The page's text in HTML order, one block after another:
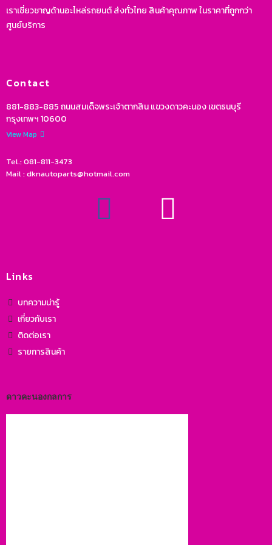
เราเชี่ยวชาญด้านอะไหล่รถยนต์ ส่งทั่วไทย สินค้าคุณภาพ ในราคาที่ถูกกว่า
ศูนย์บริการ
Contact
881-883-885 ถนนสมเด็จพระเจ้าตากสิน แขวงดาวคะนอง เขตธนบุรี
กรุงเทพฯ 10600
View Map
Tel.: 081-811-3473
Mail : dknautoparts@hotmail.com
Links
บทความน่ารู้
เกี่ยวกับเรา
ติดต่อเรา
รายการสินค้า
ดาวคะนองกลการ